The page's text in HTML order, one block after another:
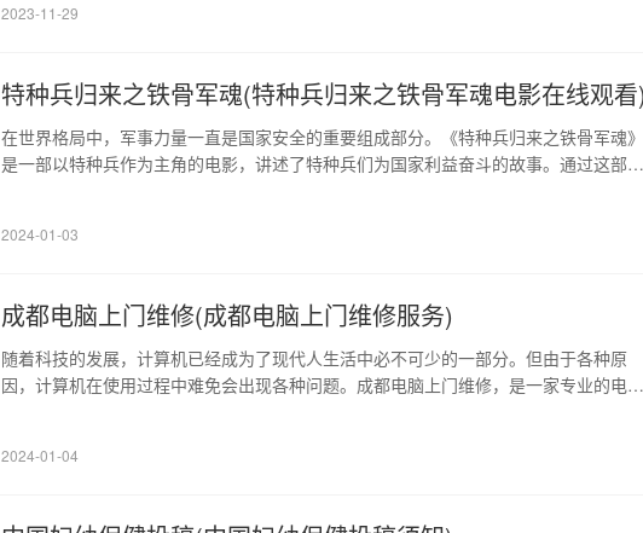
2023-11-29
特种兵归来之铁骨军魂(特种兵归来之铁骨军魂电影在线观看)
在世界格局中，军事力量一直是国家安全的重要组成部分。《特种兵归来之铁骨军魂》
是一部以特种兵作为主角的电影，讲述了特种兵们为国家利益奋斗的故事。通过这部电
牲、不屈不挠的精神，也向我们传递了一种永不言败的军人精…
2024-01-03
成都电脑上门维修(成都电脑上门维修服务)
随着科技的发展，计算机已经成为了现代人生活中必不可少的一部分。但由于各种原
因，计算机在使用过程中难免会出现各种问题。成都电脑上门维修，是一家专业的电脑
题。 1、24小时在线解决问题 作为一家专业的电脑维修公司，…
2024-01-04